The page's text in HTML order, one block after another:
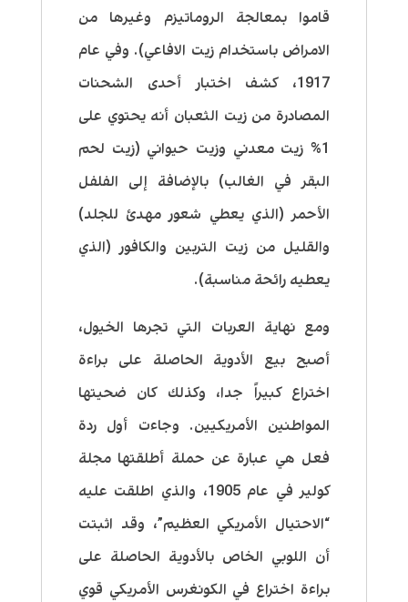
قاموا بمعالجة الروماتيزم وغيرها من
الامراض باستخدام زيت الافاعي). وفي عام
1917، كشف اختبار أحدى الشحنات
المصادرة من زيت الثعبان أنه يحتوي على
1% زيت معدني وزيت حيواني (زيت لحم
البقر في الغالب) بالإضافة إلى الفلفل
الأحمر (الذي يعطي شعور مهدئ للجلد)
والقليل من زيت التربين والكافور (الذي
يعطيه رائحة مناسبة).
ومع نهاية العربات التي تجرها الخيول،
أصبح بيع الأدوية الحاصلة على براءة
اختراع كبيراً جدا، وكذلك كان ضحيتها
المواطنين الأمريكيين. وجاءت أول ردة
فعل هي عبارة عن حملة أطلقتها مجلة
كولير في عام 1905، والذي اطلقت عليه
“الاحتيال الأمريكي العظيم”، وقد اثبتت
أن اللوبي الخاص بالأدوية الحاصلة على
براءة اختراع في الكونغرس الأمريكي قوي